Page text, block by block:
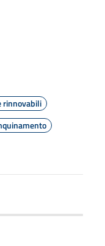
rinnovabili